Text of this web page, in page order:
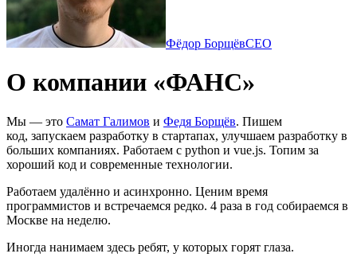
Фёдор БорщёвCEO
О компании «ФАНС»
Мы — это Самат Галимов и Федя Борщёв. Пишем
код, запускаем разработку в стартапах, улучшаем разработку в
больших компаниях. Работаем с python и vue.js. Топим за
хороший код и современные технологии.
Работаем удалённо и асинхронно. Ценим время
программистов и встречаемся редко. 4 раза в год собираемся в
Москве на неделю.
Иногда нанимаем здесь ребят, у которых горят глаза.